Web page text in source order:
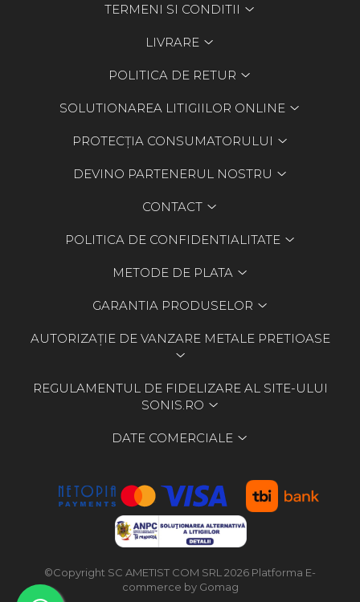
TERMENI SI CONDITII
LIVRARE
POLITICA DE RETUR
SOLUTIONAREA LITIGIILOR ONLINE
PROTECȚIA CONSUMATORULUI
DEVINO PARTENERUL NOSTRU
CONTACT
POLITICA DE CONFIDENTIALITATE
METODE DE PLATA
GARANTIA PRODUSELOR
AUTORIZAȚIE DE VANZARE METALE PRETIOASE
REGULAMENTUL DE FIDELIZARE AL SITE-ULUI
SONIS.RO
DATE COMERCIALE
©Copyright SC AMETIST COM SRL 2026 Platforma E-
commerce by Gomag